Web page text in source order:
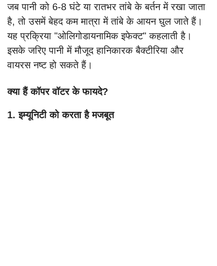
जब पानी को 6-8 घंटे या रातभर तांबे के बर्तन में रखा जाता
है, तो उसमें बेहद कम मात्रा में तांबे के आयन घुल जाते हैं।
यह प्रक्रिया "ओलिगोडायनामिक इफेक्ट" कहलाती है।
इसके जरिए पानी में मौजूद हानिकारक बैक्टीरिया और
वायरस नष्ट हो सकते हैं।
क्या हैं कॉपर वॉटर के फायदे?
1. इम्यूनिटी को करता है मजबूत